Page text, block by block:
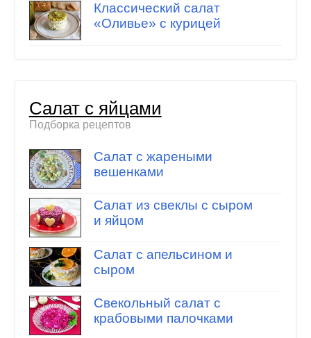
Классический салат
«Оливье» с курицей
Салат с яйцами
Подборка рецептов
Салат с жареными
вешенками
Салат из свеклы с сыром
и яйцом
Салат с апельсином и
сыром
Свекольный салат с
крабовыми палочками